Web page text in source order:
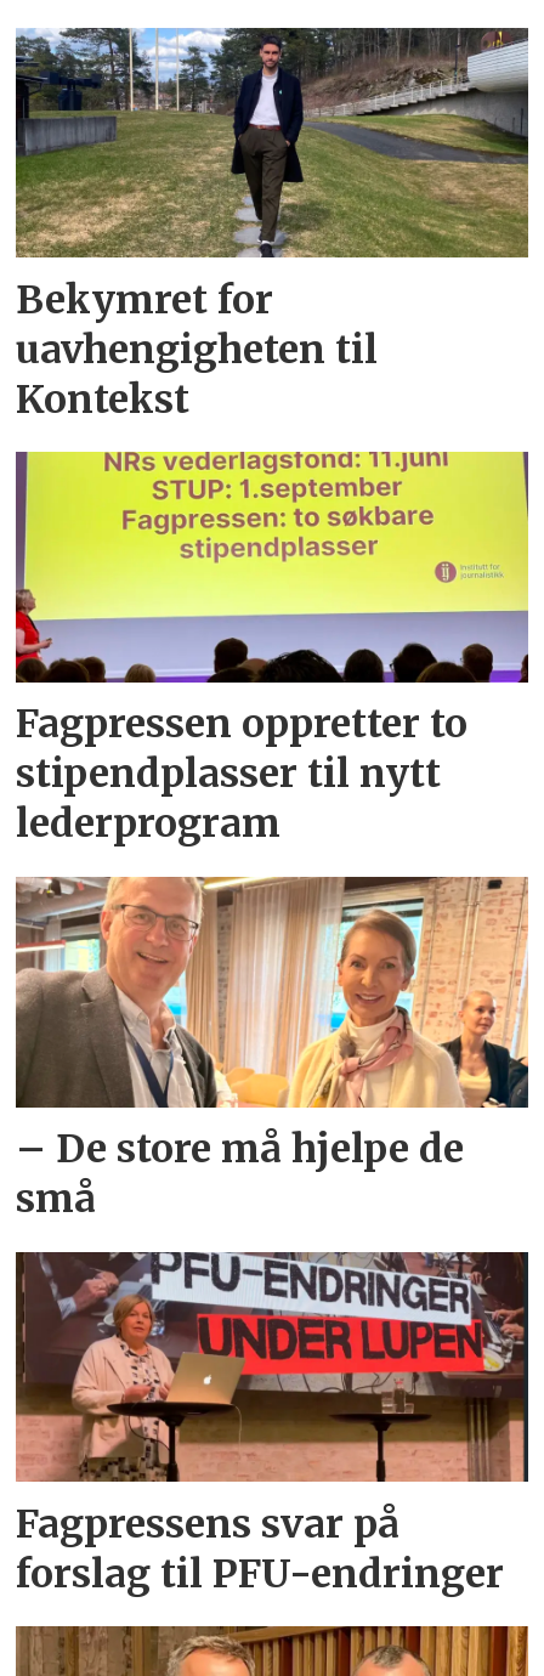
Bekymret for
uavhengigheten til
Kontekst
Fagpressen oppretter to
stipendplasser til nytt
lederprogram
– De store må hjelpe de
små
Fagpressens svar på
forslag til PFU-endringer